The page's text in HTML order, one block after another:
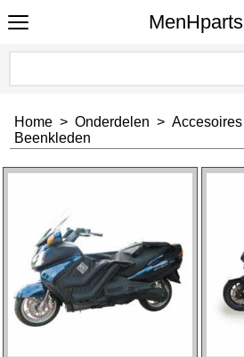
MenHparts
Home > Onderdelen > Accesoires
Beenkleden